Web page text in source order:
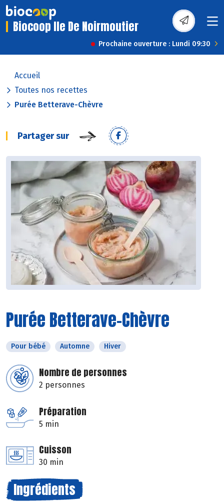
Biocoop Ile De Noirmoutier
Prochaine ouverture : Lundi 09:30
Accueil
Toutes nos recettes
Purée Betterave-Chèvre
Partager sur
Purée Betterave-Chèvre
Pour bébé Automne Hiver
Nombre de personnes
2 personnes
Préparation
5 min
Cuisson
30 min
Ingrédients